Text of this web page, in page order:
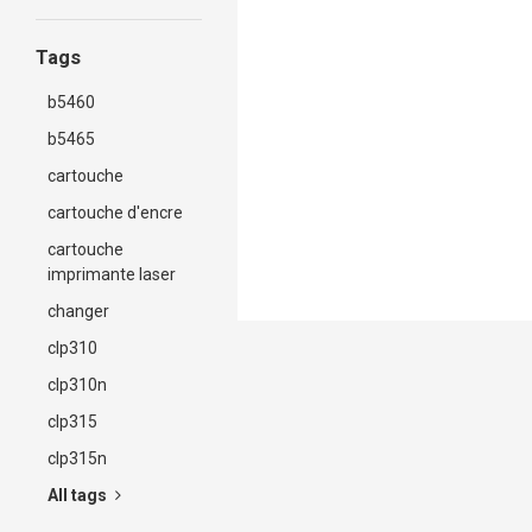
Tags
b5460
b5465
cartouche
cartouche d'encre
cartouche
imprimante laser
changer
clp310
clp310n
clp315
clp315n
All tags